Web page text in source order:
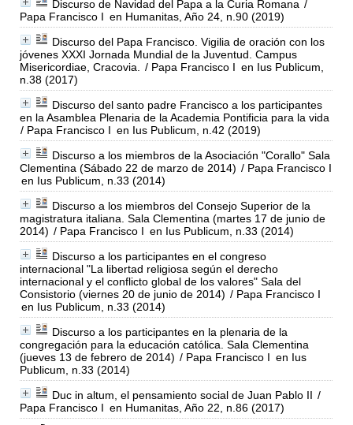
Discurso de Navidad del Papa a la Curia Romana /
Papa Francisco I en Humanitas, Año 24, n.90 (2019)
Discurso del Papa Francisco. Vigilia de oración con los
jóvenes XXXI Jornada Mundial de la Juventud. Campus
Misericordiae, Cracovia.
/ Papa Francisco I en Ius Publicum,
n.38 (2017)
Discurso del santo padre Francisco a los participantes
en la Asamblea Plenaria de la Academia Pontificia para la vida
/ Papa Francisco I en Ius Publicum, n.42 (2019)
Discurso a los miembros de la Asociación "Corallo" Sala
Clementina (Sábado 22 de marzo de 2014) / Papa Francisco I
en Ius Publicum, n.33 (2014)
Discurso a los miembros del Consejo Superior de la
magistratura italiana. Sala Clementina (martes 17 de junio de
2014) / Papa Francisco I en Ius Publicum, n.33 (2014)
Discurso a los participantes en el congreso
internacional "La libertad religiosa según el derecho
internacional y el conflicto global de los valores" Sala del
Consistorio (viernes 20 de junio de 2014) / Papa Francisco I
en Ius Publicum, n.33 (2014)
Discurso a los participantes en la plenaria de la
congregación para la educación católica. Sala Clementina
(jueves 13 de febrero de 2014) / Papa Francisco I en Ius
Publicum, n.33 (2014)
Duc in altum, el pensamiento social de Juan Pablo II /
Papa Francisco I en Humanitas, Año 22, n.86 (2017)